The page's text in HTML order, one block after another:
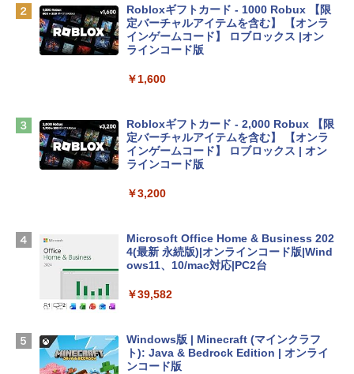
tomtoc 360°保護 15.6 16インチ パソコ
ンケース Dell NEC Lavie ASUS HP dyna
Apple 2026 MacBook Air M5チップ搭載
13インチノートブック：AIとApple Intell
igence、13.6インチLiquid Retinaディ
TB SSDストレージ、12MPセンターフレ
￥278,800
【Amazon.co.jp限定】 HP ノートパソコ
￥129,800
Robloxギフトカード - 1000 Robux 【限
定バーチャルアイテムを含む】 【オンラ
インゲームコード】 ロブロックス |オン
ラインコード版
￥1,600
Robloxギフトカード - 2,000 Robux 【限
定バーチャルアイテムを含む】 【オンラ
インゲームコード】 ロブロックス | オン
ラインコード版
￥3,200
Microsoft Office Home & Business 202
4(最新 永続版)|オンラインコード版|Wind
ows11、10/mac対応|PC2台
￥39,582
Windows版 | Minecraft (マインクラフ
ト): Java & Bedrock Edition | オンライ
ンコード版